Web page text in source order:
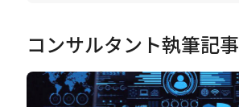
コンサルタント執筆記事